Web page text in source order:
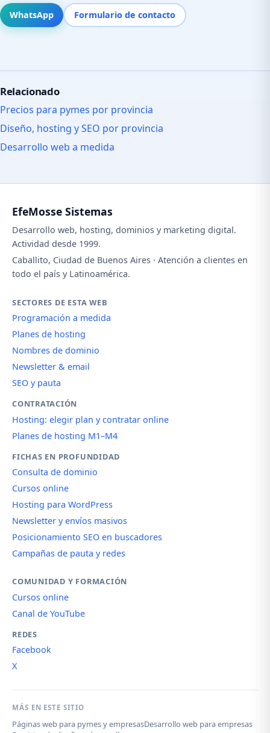
WhatsApp Formulario de contacto
Relacionado
Precios para pymes por provincia
Diseño, hosting y SEO por provincia
Desarrollo web a medida
EfeMosse Sistemas
Desarrollo web, hosting, dominios y marketing digital.
Actividad desde 1999.
Caballito, Ciudad de Buenos Aires · Atención a clientes en
todo el país y Latinoamérica.
SECTORES DE ESTA WEB
Programación a medida
Planes de hosting
Nombres de dominio
Newsletter & email
SEO y pauta
CONTRATACIÓN
Hosting: elegir plan y contratar online
Planes de hosting M1–M4
FICHAS EN PROFUNDIDAD
Consulta de dominio
Cursos online
Hosting para WordPress
Newsletter y envíos masivos
Posicionamiento SEO en buscadores
Campañas de pauta y redes
COMUNIDAD Y FORMACIÓN
Cursos online
Canal de YouTube
REDES
Facebook
X
MÁS EN ESTE SITIO
Páginas web para pymes y empresasDesarrollo web para empresas